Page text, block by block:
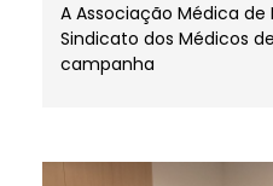
A Associação Médica de
Sindicato dos Médicos
campanha